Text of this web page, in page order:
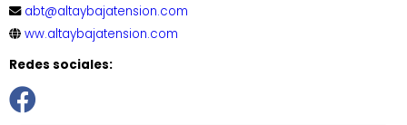
abt@altaybajatension.com
ww.altaybajatension.com
Redes sociales: